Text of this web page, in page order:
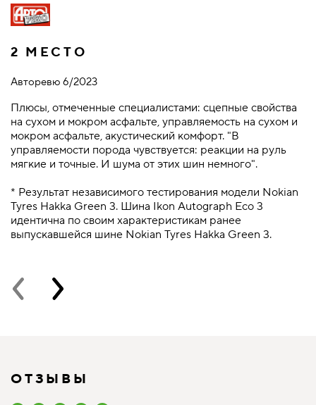
2 МЕСТО
Авторевю 6/2023
Плюсы, отмеченные специалистами: сцепные свойства
на сухом и мокром асфальте, управляемость на сухом и
мокром асфальте, акустический комфорт. "В
управляемости порода чувствуется: реакции на руль
мягкие и точные. И шума от этих шин немного".
* Результат независимого тестирования модели Nokian
Tyres Hakka Green 3. Шина Ikon Autograph Eco 3
идентична по своим характеристикам ранее
выпускавшейся шине Nokian Tyres Hakka Green 3.
ОТЗЫВЫ